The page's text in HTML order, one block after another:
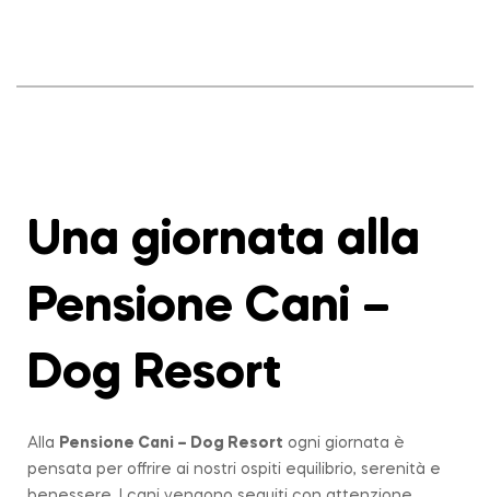
Una giornata alla
Pensione Cani –
Dog Resort
Alla Pensione Cani – Dog Resort ogni giornata è
pensata per offrire ai nostri ospiti equilibrio, serenità e